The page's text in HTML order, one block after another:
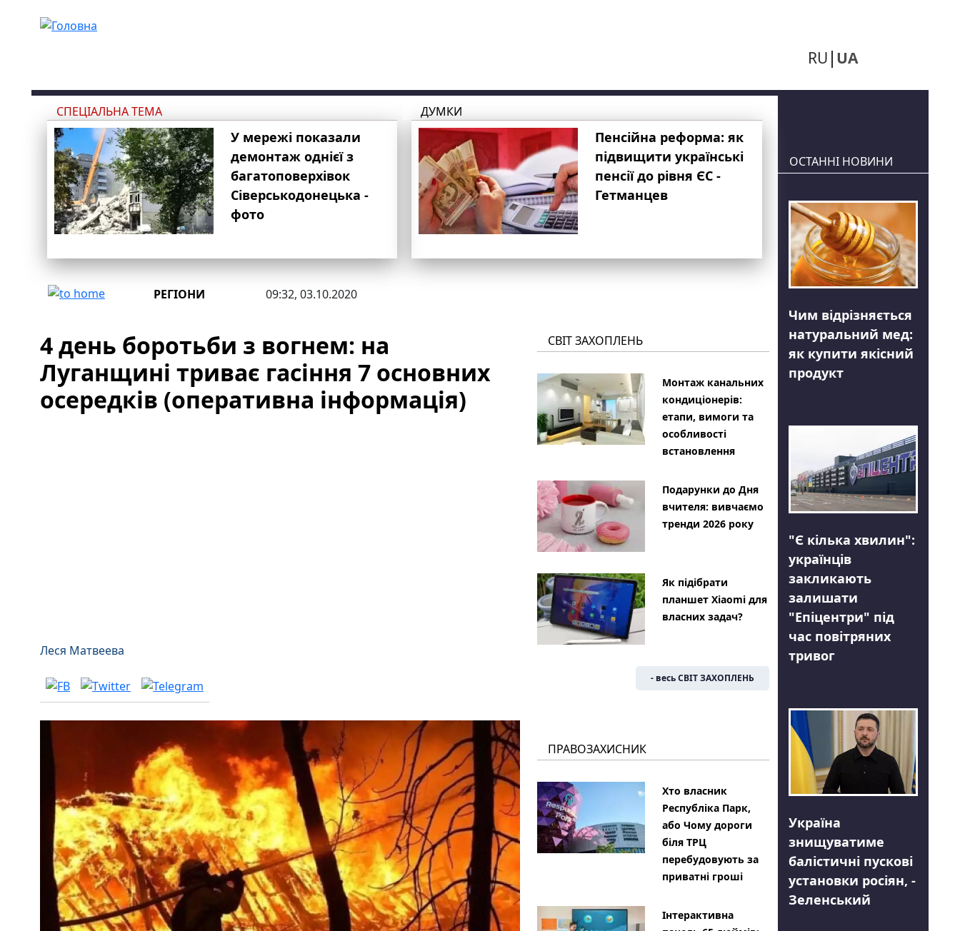
RU UA
СПЕЦІАЛЬНА ТЕМА
У мережі показали
демонтаж однієї з
багатоповерхівок
Сіверськодонецька -
фото
ДУМКИ
Пенсійна реформа: як
підвищити українські
пенсії до рівня ЄС -
Гетманцев
РЕГІОНИ 09:32, 03.10.2020
4 день боротьби з вогнем: на
Луганщині триває гасіння 7 основних
осередків (оперативна інформація)
Леся Матвеева
СВІТ ЗАХОПЛЕНЬ
Монтаж канальних
кондиціонерів:
етапи, вимоги та
особливості
встановлення
Подарунки до Дня
вчителя: вивчаємо
тренди 2026 року
Як підібрати
планшет Xiaomi для
власних задач?
- весь СВІТ ЗАХОПЛЕНЬ
ПРАВОЗАХИСНИК
Хто власник
Республіка Парк,
або Чому дороги
біля ТРЦ
перебудовують за
приватні гроші
Інтерактивна
ОСТАННІ НОВИНИ
Чим відрізняється
натуральний мед:
як купити якісний
продукт
"Є кілька хвилин":
українців
закликають
залишати
"Епіцентри" під
час повітряних
тривог
Україна
знищуватиме
балістичні пускові
установки росіян, -
Зеленський